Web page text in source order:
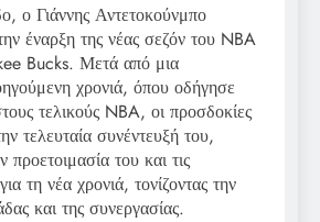
ο Γιάννης Αντετοκούνμπο
έναρξη της νέας σεζόν του NBA
Bucks. Μετά από μια
χρονιά, όπου οδήγησε
τελικούς NBA, οι προσδοκίες
τελευταία συνέντευξή του,
του και τις
τη νέα χρονιά, τονίζοντας την
και της συνεργασίας.